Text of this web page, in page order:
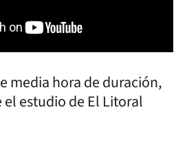
media hora de duración,
estudio de El Litoral